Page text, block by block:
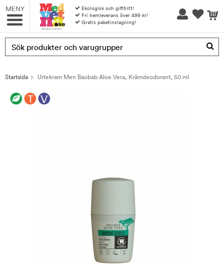
MENY
Ekologisk och giftfritt!
Fri hemleverans över 499 kr!
Gratis paketinslagning!
Produkten har blivit tillagd i varukorgen
Startsida Urtekram Men Baobab Aloe Vera, Krämdeodorant, 50 ml